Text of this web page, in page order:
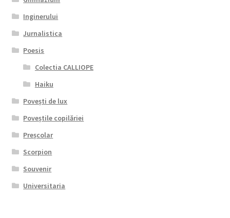
Inginerului
Jurnalistica
Poesis
Colectia CALLIOPE
Haiku
Povești de lux
Poveștile copilăriei
Preșcolar
Scorpion
Souvenir
Universitaria